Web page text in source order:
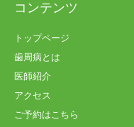
コンテンツ
トップページ
歯周病とは
医師紹介
アクセス
ご予約はこちら